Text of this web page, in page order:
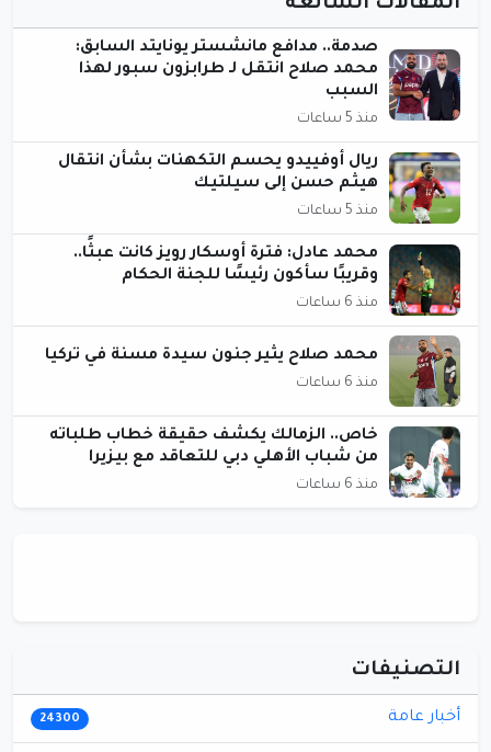
المقالات الشائعة
صدمة.. مدافع مانشستر يونايتد السابق:
محمد صلاح انتقل لـ طرابزون سبور لهذا
السبب
منذ 5 ساعات
ريال أوفييدو يحسم التكهنات بشأن انتقال
هيثم حسن إلى سيلتيك
منذ 5 ساعات
محمد عادل: فترة أوسكار رويز كانت عبثًا..
وقريبًا سأكون رئيسًا للجنة الحكام
منذ 6 ساعات
محمد صلاح يثير جنون سيدة مسنة في تركيا
منذ 6 ساعات
خاص.. الزمالك يكشف حقيقة خطاب طلباته
من شباب الأهلي دبي للتعاقد مع بيزيرا
منذ 6 ساعات
التصنيفات
أخبار عامة 24300